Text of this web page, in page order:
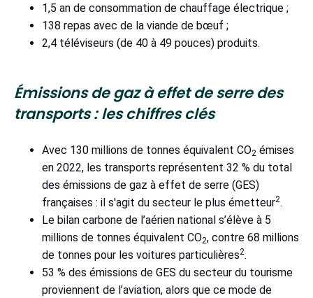
1,5 an de consommation de chauffage électrique ;
138 repas avec de la viande de bœuf ;
2,4 téléviseurs (de 40 à 49 pouces) produits.
Émissions de gaz à effet de serre des
transports : les chiffres clés
Avec 130 millions de tonnes équivalent CO2 émises
en 2022, les transports représentent 32 % du total
des émissions de gaz à effet de serre (GES)
françaises : il s'agit du secteur le plus émetteur2.
Le bilan carbone de l’aérien national s’élève à 5
millions de tonnes équivalent CO2, contre 68 millions
de tonnes pour les voitures particulières2.
53 % des émissions de GES du secteur du tourisme
proviennent de l’aviation, alors que ce mode de